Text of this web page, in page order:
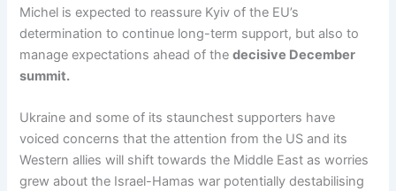
Michel is expected to reassure Kyiv of the EU’s
determination to continue long-term support, but also to
manage expectations ahead of thedecisive December
summit.
Ukraine and some of its staunchest supporters have
voiced concerns that the attention from the US and its
Western allies will shift towards the Middle East as worries
grew about the Israel-Hamas war potentially destabilising